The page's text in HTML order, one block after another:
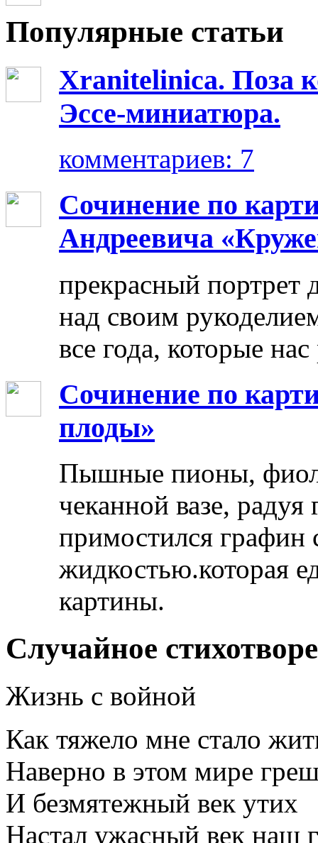
Популярные статьи
Xranitelinica. Поза
Эссе-миниатюра.
комментариев: 7
Сочинение по
Андреевича
прекрасный портрет
над своим
все года, которые
Сочинение по
плоды»
Пышные пионы,
чеканной вазе,
примостился графин
жидкостью.которая
картины.
Случайное
Жизнь с войной
Как тяжело мне стало
Наверно в этом мире
И безмятежный век утих
Настал ужасный век наш